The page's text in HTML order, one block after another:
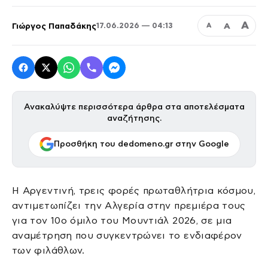
Γιώργος Παπαδάκης17.06.2026 — 04:13 Α Α Α
Ανακαλύψτε περισσότερα άρθρα στα αποτελέσματα
αναζήτησης.
Προσθήκη του dedomeno.gr στην Google
Η Αργεντινή, τρεις φορές πρωταθλήτρια κόσμου,
αντιμετωπίζει την Αλγερία στην πρεμιέρα τους
για τον 10ο όμιλο του Μουντιάλ 2026, σε μια
αναμέτρηση που συγκεντρώνει το ενδιαφέρον
των φιλάθλων.